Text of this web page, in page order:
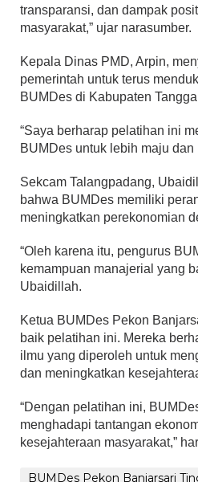
transparansi, dan dampak
masyarakat,” ujar narasumber.
Kepala Dinas PMD, Arpin,
pemerintah untuk terus
BUMDes di Kabupaten
“Saya berharap pelatihan ini
BUMDes untuk lebih maju dan
Sekcam Talangpadang,
bahwa BUMDes memiliki
meningkatkan perekonomian
“Oleh karena itu, pengurus
kemampuan manajerial yang
Ubaidillah.
Ketua BUMDes Pekon
baik pelatihan ini. Mereka
ilmu yang diperoleh untuk
dan meningkatkan
“Dengan pelatihan ini,
menghadapi tantangan
kesejahteraan masyarakat,”
BUMDes Pekon Banjarsari